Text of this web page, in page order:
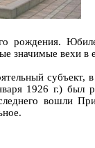
рождения.
значимые вехи в
субъект,
1926 г.) был
вошли